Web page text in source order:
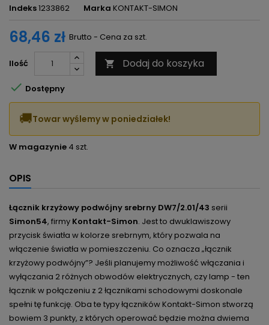
Indeks1233862 Marka KONTAKT-SIMON
68,46 zł Brutto - Cena za szt.
Ilość  Dodaj do koszyka
 Dostępny
🚚Towar wyślemy w poniedziałek!
W magazynie 4 szt.
OPIS
Łącznik krzyżowy podwójny srebrny DW7/2.01/43 serii
Simon54, firmy Kontakt-Simon. Jest to dwuklawiszowy
przycisk światła w kolorze srebrnym, który pozwala na
włączenie światła w pomieszczeniu. Co oznacza „łącznik
krzyżowy podwójny”? Jeśli planujemy możliwość włączania i
wyłączania 2 różnych obwodów elektrycznych, czy lamp - ten
łącznik w połączeniu z 2 łącznikami schodowymi doskonale
spełni tę funkcję. Oba te typy łączników Kontakt-Simon stworzą
bowiem 3 punkty, z których operować będzie można dwiema